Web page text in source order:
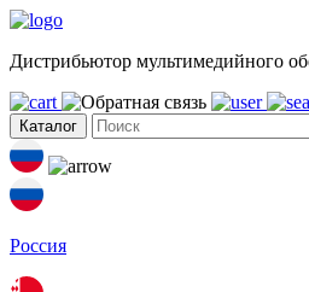
Дистрибьютор мультимедийного
Каталог
Россия